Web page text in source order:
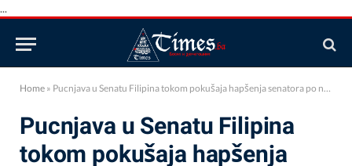
...
Home » Pucnjava u Senatu Filipina tokom pokušaja hapšenja senatora po nalogu MKS-a
Pucnjava u Senatu Filipina
tokom pokušaja hapšenja